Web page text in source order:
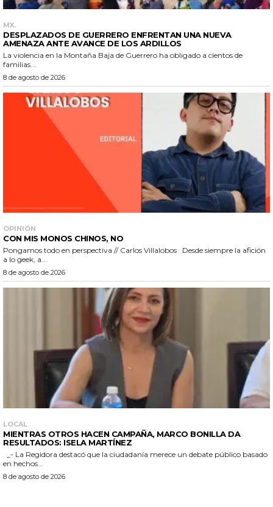
MX.
DESPLAZADOS DE GUERRERO ENFRENTAN UNA NUEVA
AMENAZA ANTE AVANCE DE LOS ARDILLOS
La violencia en la Montaña Baja de Guerrero ha obligado a cientos de
familias...
8 de agosto de 2026
OPINIÓN
CON MIS MONOS CHINOS, NO
Pongamos todo en perspectiva // Carlos Villalobos Desde siempre la afición
a lo geek, a...
8 de agosto de 2026
LOCAL
MIENTRAS OTROS HACEN CAMPAÑA, MARCO BONILLA DA
RESULTADOS: ISELA MARTÍNEZ
en hechos...
8 de agosto de 2026